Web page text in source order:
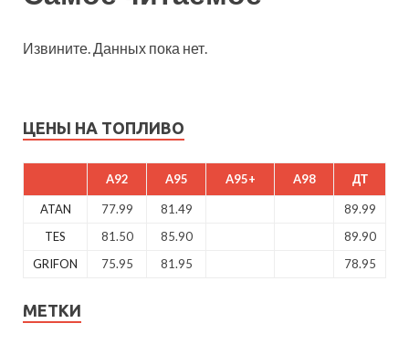
Извините. Данных пока нет.
ЦЕНЫ НА ТОПЛИВО
A92 A95 A95+ A98 ДТ
ATAN 77.99 81.49
89.99
TES
81.50 85.90
89.90
GRIFON
75.95 81.95 78.95
МЕТКИ